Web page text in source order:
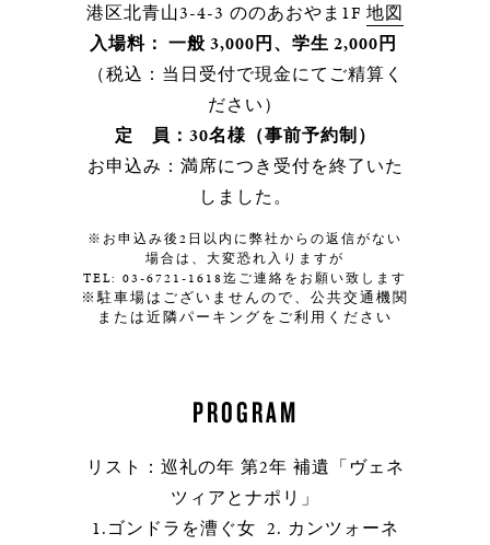
港区北青山3-4-3 ののあおやま1F 地図
入場料： 一般 3,000円、学生 2,000円
（税込：当日受付で現金にてご精算く
ださい）
定 員：30名様（事前予約制）
お申込み：満席につき受付を終了いた
しました。
※お申込み後2日以内に弊社からの返信がない
場合は、大変恐れ入りますが
TEL: 03-6721-1618迄ご連絡をお願い致します
※駐車場はございませんので、公共交通機関
または近隣パーキングをご利用ください
PROGRAM
リスト：巡礼の年 第2年 補遺「ヴェネ
ツィアとナポリ」
1.ゴンドラを漕ぐ女 2. カンツォーネ